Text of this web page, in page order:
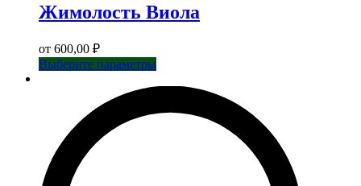
Жимолость Виола
от 600,00 ₽
Выберите параметрыЭтот
вариаций.